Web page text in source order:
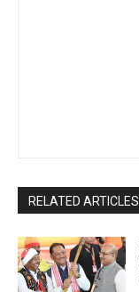
RELATED ARTICLES